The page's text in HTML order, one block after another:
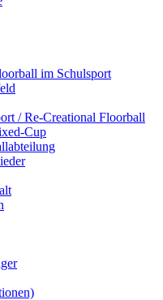
im Schulsport
/ Re-Creational Floorball
Cup